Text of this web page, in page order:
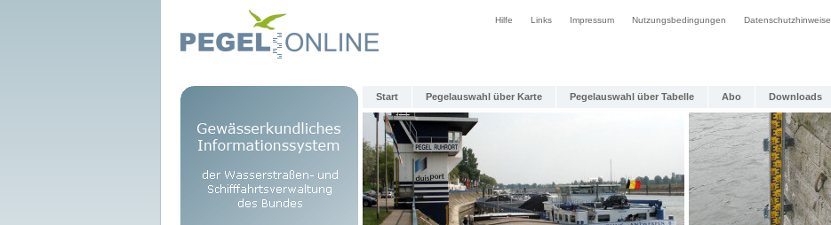
Hilfe Links Impressum Nutzungsbedingungen Datenschutzhinweise
Start Pegelauswahl über Karte Pegelauswahl über Tabelle Abo Downloads